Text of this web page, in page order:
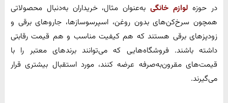
در حوزه لوازم خانگی به‌عنوان مثال، خریداران به‌دنبال محصولاتی
همچون سرخ‌کن‌های بدون روغن، اسپرسوسازها، جاروهای برقی و
زودپزهای برقی هستند که هم کیفیت مناسب و هم قیمت رقابتی
داشته باشند. فروشگاه‌هایی که می‌توانند برندهای معتبر را با
قیمت‌های مقرون‌به‌صرفه عرضه کنند، مورد استقبال بیشتری قرار
می‌گیرند.